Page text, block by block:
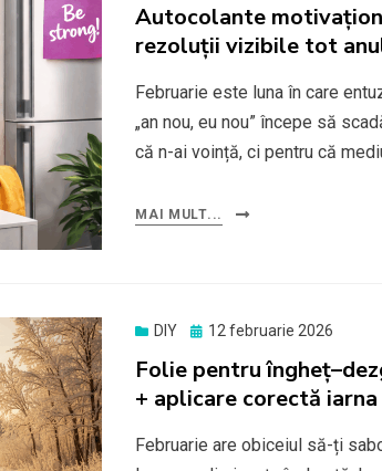
Autocolante
rezoluții vizibile tot
Februarie este luna în care
„an nou, eu nou” începe să
că n-ai voință, ci pentru că
MAI MULT...
DIY
Posted
12 februarie 2026
Folie pentru
+ aplicare corectă iarna
Februarie are obiceiul să-ți